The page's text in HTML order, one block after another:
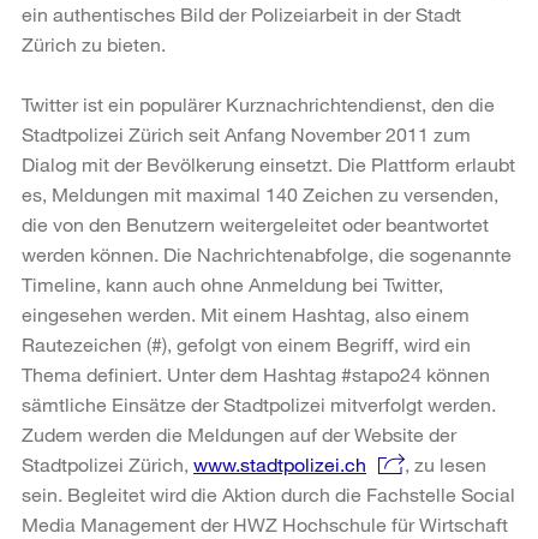
ein authentisches Bild der Polizeiarbeit in der Stadt
Zürich zu bieten.
Twitter ist ein populärer Kurznachrichtendienst, den die
Stadtpolizei Zürich seit Anfang November 2011 zum
Dialog mit der Bevölkerung einsetzt. Die Plattform erlaubt
es, Meldungen mit maximal 140 Zeichen zu versenden,
die von den Benutzern weitergeleitet oder beantwortet
werden können. Die Nachrichtenabfolge, die sogenannte
Timeline, kann auch ohne Anmeldung bei Twitter,
eingesehen werden. Mit einem Hashtag, also einem
Rautezeichen (#), gefolgt von einem Begriff, wird ein
Thema definiert. Unter dem Hashtag #stapo24 können
sämtliche Einsätze der Stadtpolizei mitverfolgt werden.
Zudem werden die Meldungen auf der Website der
Stadtpolizei Zürich, www.stadtpolizei.ch
, zu lesen
sein. Begleitet wird die Aktion durch die Fachstelle Social
Media Management der HWZ Hochschule für Wirtschaft